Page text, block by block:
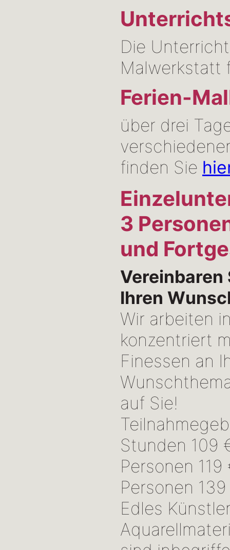
Die
Malwerkstatt
Ferien-
über drei
finden Sie
3
und
Vereinbaren
Ihren
Wir arbeiten
konzentriert
Finessen an
auf Sie!
Stunden 109
Personen
Personen
Edles